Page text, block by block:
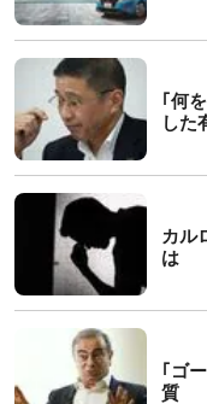
｢何
した
カル
は
｢ゴ
質